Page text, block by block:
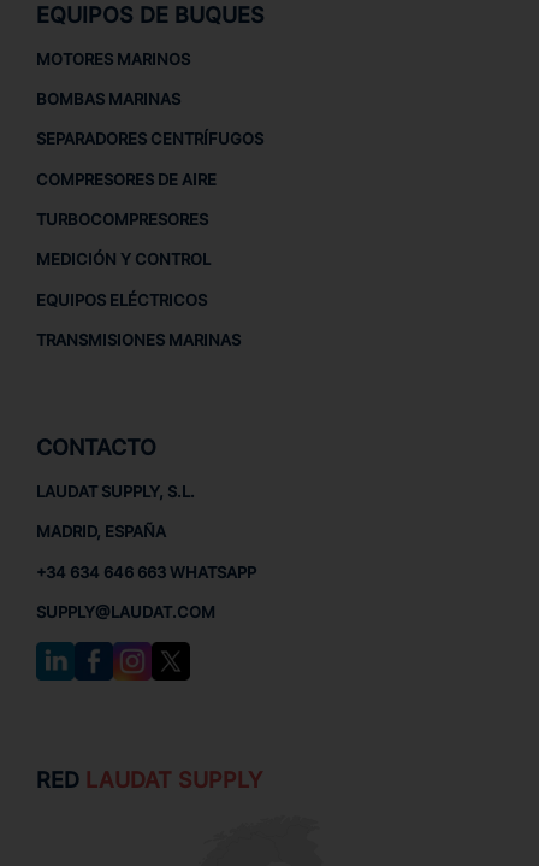
EQUIPOS DE BUQUES
MOTORES MARINOS
BOMBAS MARINAS
SEPARADORES CENTRÍFUGOS
COMPRESORES DE AIRE
TURBOCOMPRESORES
MEDICIÓN Y CONTROL
EQUIPOS ELÉCTRICOS
TRANSMISIONES MARINAS
CONTACTO
LAUDAT SUPPLY, S.L.
MADRID, ESPAÑA
+34 634 646 663 WHATSAPP
SUPPLY@LAUDAT.COM
RED LAUDAT SUPPLY